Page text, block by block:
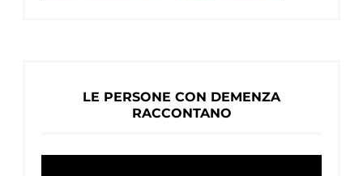
LE PERSONE CON DEMENZA
RACCONTANO